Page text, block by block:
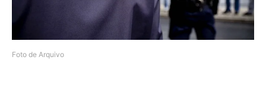
Foto de Arquivo